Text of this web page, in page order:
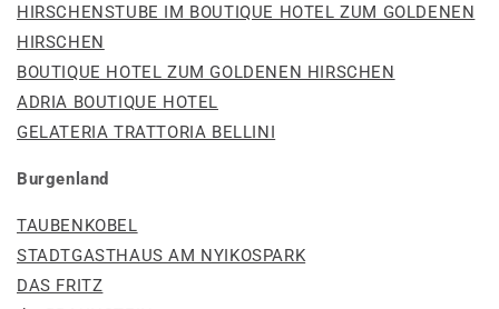
HIRSCHENSTUBE IM BOUTIQUE HOTEL ZUM GOLDENEN
HIRSCHEN
BOUTIQUE HOTEL ZUM GOLDENEN HIRSCHEN
ADRIA BOUTIQUE HOTEL
GELATERIA TRATTORIA BELLINI
Burgenland
TAUBENKOBEL
STADTGASTHAUS AM NYIKOSPARK
DAS FRITZ